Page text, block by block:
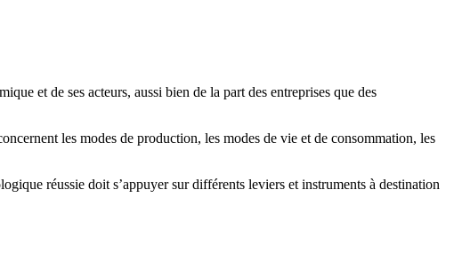
et de ses acteurs, aussi bien de la part des entreprises que des
les modes de production, les modes de vie et de consommation, les
réussie doit s’appuyer sur différents leviers et instruments à destination